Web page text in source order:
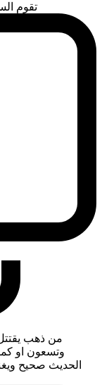
تقوم
من ذهب يقتتل
وتسعون او
الحديث صحيح